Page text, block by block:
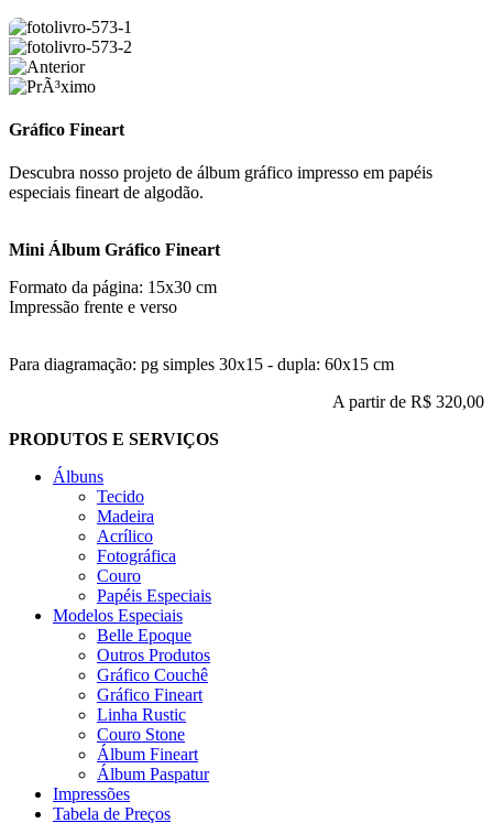
Gráfico Fineart
Descubra nosso projeto de álbum gráfico impresso em papéis
especiais fineart de algodão.
Mini Álbum Gráfico Fineart
Formato da página: 15x30 cm
Impressão frente e verso
Para diagramação: pg simples 30x15 - dupla: 60x15 cm
A partir de R$ 320,00
PRODUTOS E SERVIÇOS
Álbuns
Tecido
Madeira
Acrílico
Fotográfica
Couro
Papéis Especiais
Modelos Especiais
Belle Epoque
Outros Produtos
Gráfico Couchê
Gráfico Fineart
Linha Rustic
Couro Stone
Álbum Fineart
Álbum Paspatur
Impressões
Tabela de Preços